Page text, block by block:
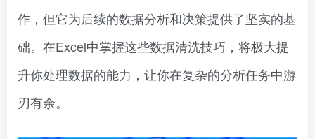
作，但它为后续的数据分析和决策提供了坚实的基
础。在Excel中掌握这些数据清洗技巧，将极大提
升你处理数据的能力，让你在复杂的分析任务中游
刃有余。